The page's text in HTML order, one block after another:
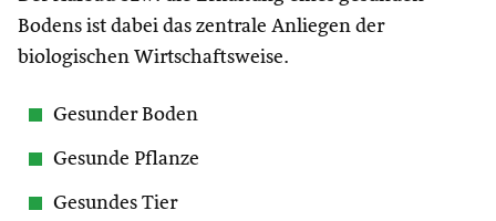
Bodens ist dabei das zentrale Anliegen der
biologischen Wirtschaftsweise.
Gesunder Boden
Gesunde Pflanze
Gesundes Tier